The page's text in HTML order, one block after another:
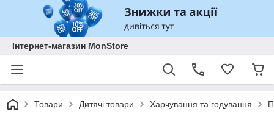
Інтернет-магазин MonStore
Товари Дитячі товари Харчування та годування